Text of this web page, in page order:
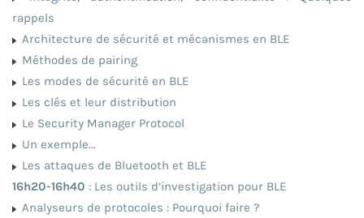
rappels
Architecture de sécurité et mécanismes en BLE
Méthodes de pairing
Les modes de sécurité en BLE
Les clés et leur distribution
Le Security Manager Protocol
Un exemple...
Les attaques de Bluetooth et BLE
16h20-16h40 : Les outils d’investigation pour BLE
Analyseurs de protocoles : Pourquoi faire ?